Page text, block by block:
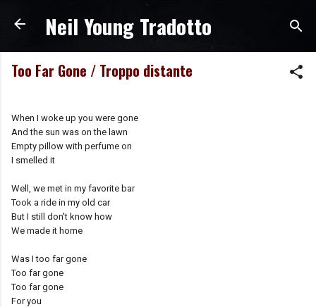
Passa ai contenuti principali
Neil Young Tradotto
Too Far Gone / Troppo distante
When I woke up you were gone
And the sun was on the lawn
Empty pillow with perfume on
I smelled it
Well, we met in my favorite bar
Took a ride in my old car
But I still don't know how
We made it home
Was I too far gone
Too far gone
Too far gone
For you